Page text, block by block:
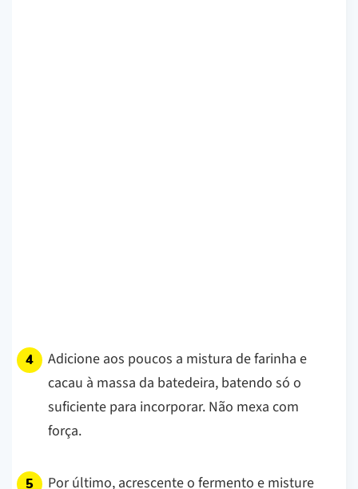
Adicione aos poucos a mistura de farinha e
cacau à massa da batedeira, batendo só o
suficiente para incorporar. Não mexa com
força.
Por último, acrescente o fermento e misture